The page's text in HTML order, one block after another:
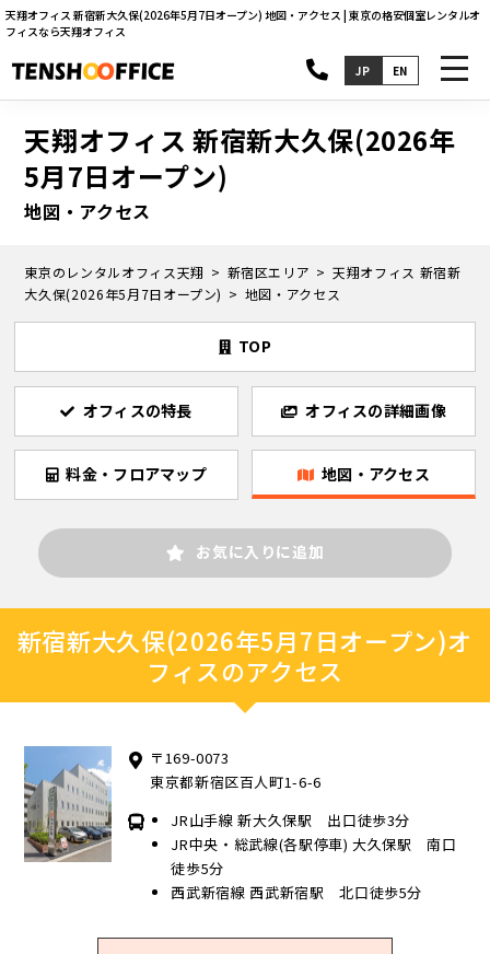
天翔オフィス 新宿新大久保(2026年5月7日オープン) 地図・アクセス | 東京の格安個室レンタルオ
フィスなら天翔オフィス
JP EN
天翔オフィス 新宿新大久保(2026年
5月7日オープン)
地図・アクセス
東京のレンタルオフィス天翔 新宿区エリア
天翔オフィス 新宿新
大久保(2026年5月7日オープン)
地図・アクセス
TOP
オフィスの特長 オフィスの詳細画像
料金・フロアマップ 地図・アクセス
お気に入りに追加
新宿新大久保(2026年5月7日オープン)オ
フィスのアクセス
〒169-0073
東京都新宿区百人町1-6-6
JR山手線 新大久保駅 出口徒歩3分
JR中央・総武線(各駅停車) 大久保駅 南口
徒歩5分
西武新宿線 西武新宿駅 北口徒歩5分